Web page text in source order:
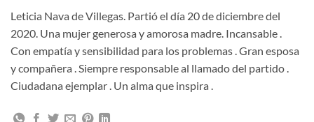
Leticia Nava de Villegas. Partió el día 20 de diciembre del
2020. Una mujer generosa y amorosa madre. Incansable .
Con empatía y sensibilidad para los problemas . Gran esposa
y compañera . Siempre responsable al llamado del partido .
Ciudadana ejemplar . Un alma que inspira .